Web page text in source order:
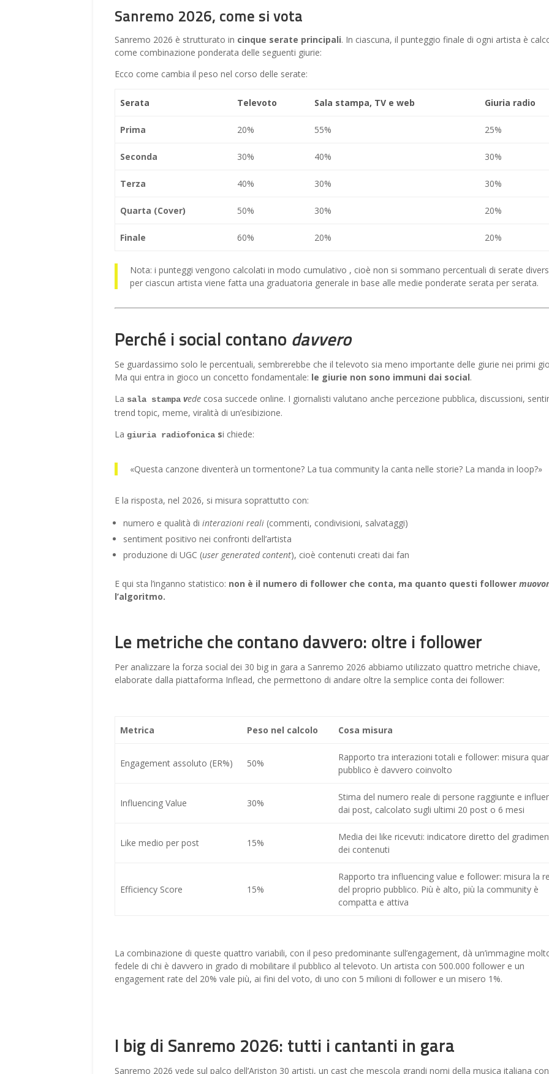
Sanremo 2026, come si vota
Sanremo 2026 è strutturato in cinque serate principali. In ciascuna, il punteggio finale di ogni artista è
come combinazione ponderata delle seguenti giurie:
Ecco come cambia il peso nel corso delle serate:
Serata Televoto Sala stampa, TV e web Giuria radio
Prima 20% 55% 25%
Seconda 30% 40% 30%
Terza 40% 30% 30%
Quarta (Cover) 50% 30% 20%
Finale 60% 20% 20%
Nota: i punteggi vengono calcolati in modo cumulativo , cioè non si sommano percentuali di serate
per ciascun artista viene fatta una graduatoria generale in base alle medie ponderate serata per serata.
Perché i social contano davvero
Se guardassimo solo le percentuali, sembrerebbe che il televoto sia meno importante delle giurie nei primi
Ma qui entra in gioco un concetto fondamentale: le giurie non sono immuni dai social.
La sala stampa vede cosa succede online. I giornalisti valutano anche percezione pubblica, discussioni,
trend topic, meme, viralità di un’esibizione.
La giuria radiofonica si chiede:
«Questa canzone diventerà un tormentone? La tua community la canta nelle storie? La manda in loop?»
E la risposta, nel 2026, si misura soprattutto con:
numero e qualità di interazioni reali (commenti, condivisioni, salvataggi)
sentiment positivo nei confronti dell’artista
produzione di UGC (user generated content), cioè contenuti creati dai fan
E qui sta l’inganno statistico: non è il numero di follower che conta, ma quanto questi follower
l’algoritmo.
Le metriche che contano davvero: oltre i follower
Per analizzare la forza social dei 30 big in gara a Sanremo 2026 abbiamo utilizzato quattro metriche chiave,
elaborate dalla piattaforma Inflead, che permettono di andare oltre la semplice conta dei follower:
Metrica Peso nel calcolo Cosa misura
Engagement assoluto (ER%) 50%
Rapporto tra interazioni totali e follower: misura
pubblico è davvero coinvolto
Influencing Value 30%
Stima del numero reale di persone raggiunte e
dai post, calcolato sugli ultimi 20 post o 6 mesi
Like medio per post 15%
Media dei like ricevuti: indicatore diretto del
dei contenuti
Efficiency Score 15%
Rapporto tra influencing value e follower: misura la
del proprio pubblico. Più è alto, più la community è
compatta e attiva
La combinazione di queste quattro variabili, con il peso predominante sull’engagement, dà un’immagine
fedele di chi è davvero in grado di mobilitare il pubblico al televoto. Un artista con 500.000 follower e un
engagement rate del 20% vale più, ai fini del voto, di uno con 5 milioni di follower e un misero 1%.
I big di Sanremo 2026: tutti i cantanti in gara
Sanremo 2026 vede sul palco dell’Ariston 30 artisti, un cast che mescola grandi nomi della musica italiana con